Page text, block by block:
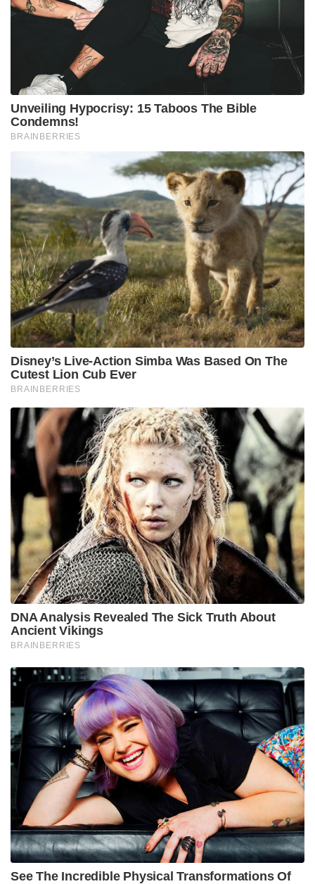
എന്നാൽരാത്രി 9:21 ഓടെ വിമാനം റഡാറിൽ നിന്നും
പെട്ടെന്ന് അപ്രത്യക്ഷമാകുകയായിരുന്നു.
വിമാനംആദ്യം പെട്ടെന്ന് താഴേക്ക് പതിക്കുകയും,
പിന്നീട് നേരിയ രീതിയിൽ മുകളിലേക്ക്
ഉയരാൻശ്രമിക്കുകയും ചെയ്ത ശേഷമാണ്
അറേബ്യൻ കടലിലേക്ക് കുത്തനെ പതിച്ചതെന്നാണ്
റഡാർവിവരങ്ങൾ സൂചിപ്പിക്കുന്നത്.
ഏറ്റവും ഒടുവിൽ ലഭിച്ച സിഗ്നൽ പ്രകാരം വിമാനം
സമുദ്രനിരപ്പിൽ നിന്നും വെറും 1100
അടിഉയരത്തിലായിരിക്കുമ്പോൾ മിനിറ്റിൽ 22,400
അടി എന്ന ഭീതിജനകമായ വേഗതയിലാണ്
താഴേക്ക്പതിച്ചുകൊണ്ടിരുന്നത് (Vertical speed of
-22,400 feet per minute). സാധാരണ
വിമാനസർവീസുകളിൽ ഒരിക്കലും സംഭവിക്കാൻ
സാധ്യതയില്ലാത്ത വിധം അതീവ
ഗുരുതരമായതകരാറാണ് വിമാനത്തിന്
വ്യക്തമാക്കുന്നത്. ഷാർജയിൽനിന്ന് പറന്നുയർന്നതിന്
തൊട്ടുപിന്നാലെ മേഖലയിലെ മറ്റ് ചില
വിമാനങ്ങൾക്കൊപ്പം ഈവിമാനത്തിനും ജിപിഎസ്
അടക്കമുള്ള നാവിഗേഷൻ സിഗ്നലുകളിൽ തടസ്സം
(GNSS Interference) നേരിട്ടിരുന്നതായും
റിപ്പോർട്ടുകളുണ്ട്.
കാണാതായ എപി-ബിഒഐ (AP-BOI)
രജിസ്ട്രേഷനിലുള്ള ഈ ബോയിങ് വിമാനത്തിന് 27
വർഷത്തോളം പഴക്കമുണ്ട്. 1999-ൽ റഷ്യൻ
എയർലൈനായ എയ്‌റോഫ്ലോട്ട്
പാസഞ്ചർവിമാനമായിട്ടാണ് ഇത് ആദ്യമായി സർവീസ്
ആരംഭിച്ചത്. പിന്നീട് 2012-ൽ
ചരക്കുവിമാനമാക്കിമാറ്റിയ ശേഷമാണ് 2024-ൽ
പാക്കിസ്ഥാനിലെ സ്വകാര്യ ചരക്ക് നീക്ക കമ്പനിയായ
കെ2 എയർവേയ്‌സിന്റെ ഭാഗമാകുന്നത്. ഈ
എയർലൈൻസിന്റെ കൈവശമുള്ള ഏക
വിമാനവുംഇതായിരുന്നു. കറാച്ചിക്ക് 287 കിലോമീറ്റർ
പടിഞ്ഞാറ് മാറിയാണ് വിമാനം കാണാതായത്.
കറാച്ചിയിൽ നിന്ന് പാക് നാവികസേനയുടെ
യുദ്ധക്കപ്പലായ പിഎൻഎസ് സുൽഫിക്കർ,